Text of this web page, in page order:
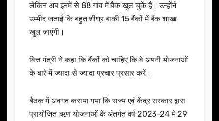
लेकिन अब इनमें से 88 गांव में बैंक खुल चुके हैं। उन्होंने
उम्मीद जताई कि बहुत शीघ्र बाकी 15 बैंकों में बैंक शाखा
खुल जाएंगी।
वित्त मंत्री ने कहा कि बैंकों को चाहिए कि वे अपनी योजनाओं
के बारे में ज्यादा से ज्यादा प्रचार प्रसार करें।
बैठक में अवगत कराया गया कि राज्य एवं केंद्र सरकार द्वारा
प्रायोजित ऋण योजनाओं के अंतर्गत वर्ष 2023-24 में 29